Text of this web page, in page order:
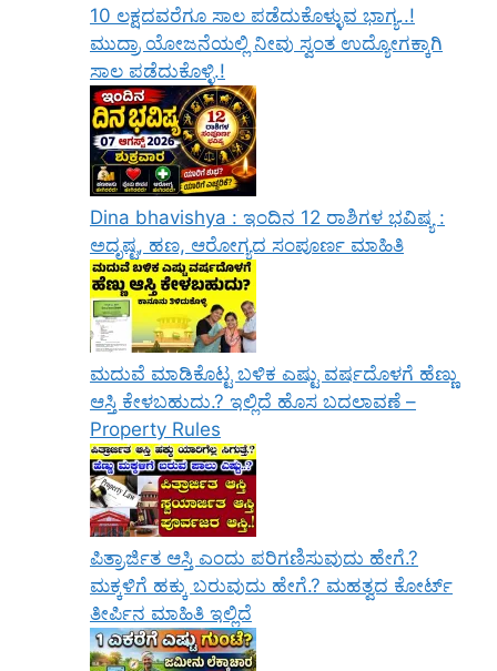
10 ಲಕ್ಷದವರೆಗೂ ಸಾಲ ಪಡೆದುಕೊಳ್ಳುವ ಭಾಗ್ಯ..!
ಮುದ್ರಾ ಯೋಜನೆಯಲ್ಲಿ ನೀವು ಸ್ವಂತ ಉದ್ಯೋಗಕ್ಕಾಗಿ
ಸಾಲ ಪಡೆದುಕೊಳ್ಳಿ.!
Dina bhavishya : ಇಂದಿನ 12 ರಾಶಿಗಳ ಭವಿಷ್ಯ :
ಅದೃಷ್ಟ, ಹಣ, ಆರೋಗ್ಯದ ಸಂಪೂರ್ಣ ಮಾಹಿತಿ
ಮದುವೆ ಮಾಡಿಕೊಟ್ಟ ಬಳಿಕ ಎಷ್ಟು ವರ್ಷದೊಳಗೆ ಹೆಣ್ಣು
ಆಸ್ತಿ ಕೇಳಬಹುದು.? ಇಲ್ಲಿದೆ ಹೊಸ ಬದಲಾವಣೆ –
Property Rules
ಪಿತ್ರಾರ್ಜಿತ ಆಸ್ತಿ ಎಂದು ಪರಿಗಣಿಸುವುದು ಹೇಗೆ.?
ಮಕ್ಕಳಿಗೆ ಹಕ್ಕು ಬರುವುದು ಹೇಗೆ.? ಮಹತ್ವದ ಕೋರ್ಟ್
ತೀರ್ಪಿನ ಮಾಹಿತಿ ಇಲ್ಲಿದೆ